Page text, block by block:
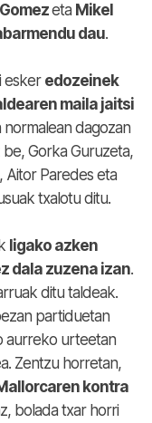
eta Mikel
dau.
esker edozeinek
maila jaitsi
normalean dagozan
Gorka Guruzeta,
Aitor Paredes eta
txalotu ditu.
ligako azken
dala zuzena izan.
ditu taldeak.
partiduetan
aurreko urteetan
Zentzu horretan,
kontra
bolada txar horri